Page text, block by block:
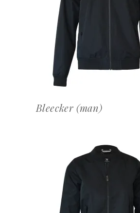
OFFERTEAANVRAAG
Bleecker (man)
OFFERTEAANVRAAG